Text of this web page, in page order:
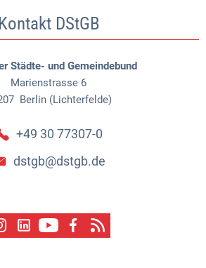
Kontakt DStGB
Städte- und Gemeindebund
Marienstrasse 6
Berlin (Lichterfelde)
+49 30 77307-0
dstgb@dstgb.de